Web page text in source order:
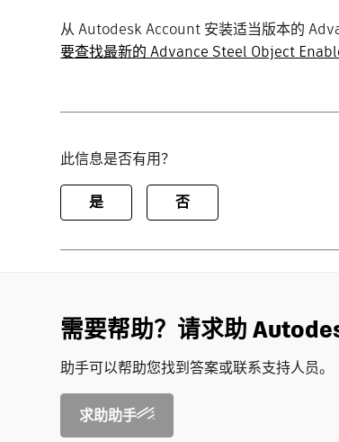
从 Autodesk Account 安装适当版本的
要查找最新的 Advance Steel Object
此信息是否有用？
是 否
需要帮助？请求助
助手可以帮助您找到答案或联系支持人员。
求助助手